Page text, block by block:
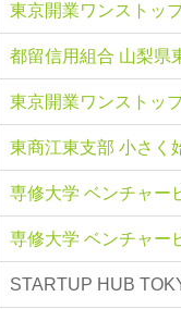
東京開業ワンストッ
都留信用組合 山梨県
東京開業ワンストッ
東商江東支部 小さく
専修大学 ベンチャー
専修大学 ベンチャー
STARTUP HUB